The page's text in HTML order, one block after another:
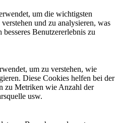
um die wichtigsten
und zu analysieren, was
Benutzererlebnis zu
um zu verstehen, wie
Diese Cookies helfen bei der
zu Metriken wie Anzahl der
usw.